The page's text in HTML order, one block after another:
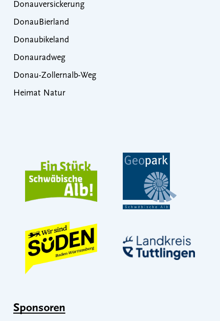
Donauversickerung
DonauBierland
Donaubikeland
Donauradweg
Donau-Zollernalb-Weg
Heimat Natur
Sponsoren